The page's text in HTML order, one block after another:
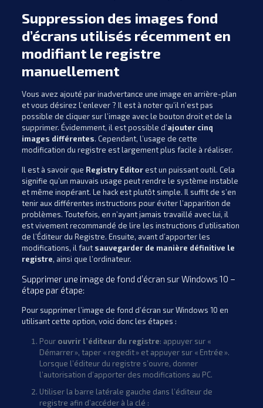
Suppression des images fond
d’écrans utilisés récemment en
modifiant le registre
manuellement
Vous avez ajouté par inadvertance une image en arrière-plan
et vous désirez l’enlever ? Il est à noter qu’il n’est pas
possible de cliquer sur l’image avec le bouton droit et de la
supprimer. Évidemment, il est possible d’ajouter cinq
images différentes. Cependant, l’usage de cette
modification du registre est largement plus facile à réaliser.
Il est à savoir que Registry Editorest un puissant outil. Cela
signifie qu’un mauvais usage peut rendre le système instable
et même inopérant. Le hack est plutôt simple. Il suffit de s’en
tenir aux différentes instructions pour éviter l’apparition de
problèmes. Toutefois, en n’ayant jamais travaillé avec lui, il
est vivement recommandé de lire les instructions d’utilisation
de l’Éditeur du Registre. Ensuite, avant d’apporter les
modifications, il faut sauvegarder de manière définitive le
registre, ainsi que l’ordinateur.
Supprimer une image de fond d’écran sur Windows 10 –
étape par étape:
Pour supprimer l’image de fond d’écran sur Windows 10 en
utilisant cette option, voici donc les étapes :
Pour ouvrir l’éditeur du registre: appuyer sur «
Démarrer », taper « regedit » et appuyer sur « Entrée ».
Lorsque l’éditeur du registre s’ouvre, donner
l’autorisation d’apporter des modifications au PC.
Utiliser la barre latérale gauche dans l’éditeur de
registre afin d’accéder à la clé :